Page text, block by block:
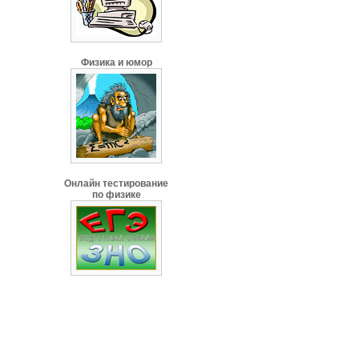
Физика и юмор
Онлайн тестирование
по физике